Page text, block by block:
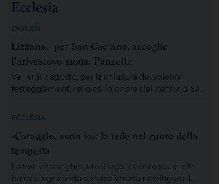
Ecclesia
DIOCESI
Lizzano, per San Gaetano, accoglie
l'arivescovo mons. Panzetta
Venerdì 7 agosto, per la chiusura dei solenni
festeggiamenti religiosi in onore del patrono, San
vedrà il coinvolgimento partecipativo dei fedeli
lizzanesi, dei membri delle confraternite e delle
aggregazioni ecclesiali, delle […]
ECCLESIA
«Coraggio, sono io»: la fede nel cuore della
tempesta
La notte ha inghiottito il lago, il vento scuote la
barca e ogni onda sembra volerla respingere. I